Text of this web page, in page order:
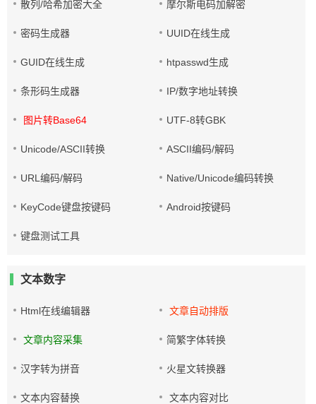
散列/哈希加密大全 摩尔斯电码加解密
密码生成器 UUID在线生成
GUID在线生成 htpasswd生成
条形码生成器 IP/数字地址转换
图片转Base64 UTF-8转GBK
Unicode/ASCII转换 ASCII编码/解码
URL编码/解码 Native/Unicode编码转换
KeyCode键盘按键码 Android按键码
键盘测试工具
文本数字
Html在线编辑器 文章自动排版
文章内容采集 简繁字体转换
汉字转为拼音 火星文转换器
文本内容替换 文本内容对比